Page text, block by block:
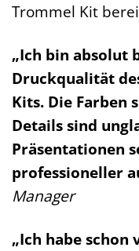
Trommel Kit
„Ich bin absolut
Druckqualität
Kits. Die Farben
Details sind
Präsentationen
professioneller
Manager
„Ich habe